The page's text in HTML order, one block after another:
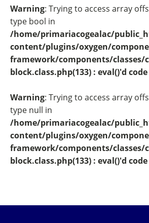
Warning: Trying to access array
type bool in
/home/primariacogealac/
content/plugins/oxygen/
framework/components/classes/
block.class.php(133) : eval()'d code
Warning: Trying to access array
type null in
/home/primariacogealac/
content/plugins/oxygen/
framework/components/classes/
block.class.php(133) : eval()'d code